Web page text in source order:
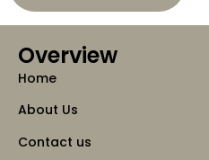
Overview
Home
About Us
Contact us